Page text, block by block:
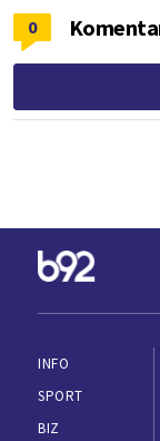
0
INFO
SPORT
BIZ